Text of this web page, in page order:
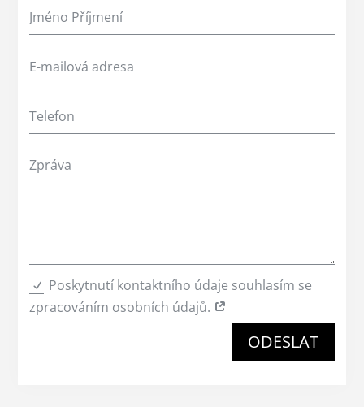
Poskytnutí kontaktního údaje souhlasím se
zpracováním osobních údajů.
ODESLAT